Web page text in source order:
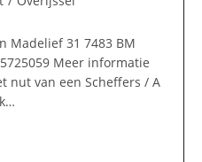
Madelief 31 7483 BM
Meer informatie
van een Scheffers / A